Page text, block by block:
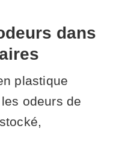
dans
plastique
odeurs de